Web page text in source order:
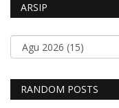
ARSIP
RANDOM POSTS